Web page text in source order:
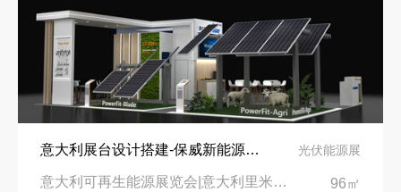
意大利展台设计搭建-保威新能源在意大利里米尼会展中心推出最新产品-中励展览设计策划公司 光伏能源展
意大利可再生能源展览会|意大利里米尼会展中心 96㎡